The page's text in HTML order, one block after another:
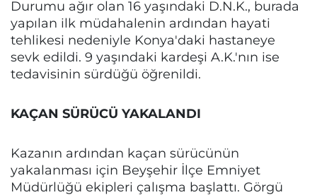
Durumu ağır olan 16 yaşındaki D.N.K., burada
yapılan ilk müdahalenin ardından hayati
tehlikesi nedeniyle Konya'daki hastaneye
sevk edildi. 9 yaşındaki kardeşi A.K.'nın ise
tedavisinin sürdüğü öğrenildi.
KAÇAN SÜRÜCÜ YAKALANDI
Kazanın ardından kaçan sürücünün
yakalanması için Beyşehir İlçe Emniyet
Müdürlüğü ekipleri çalışma başlattı. Görgü